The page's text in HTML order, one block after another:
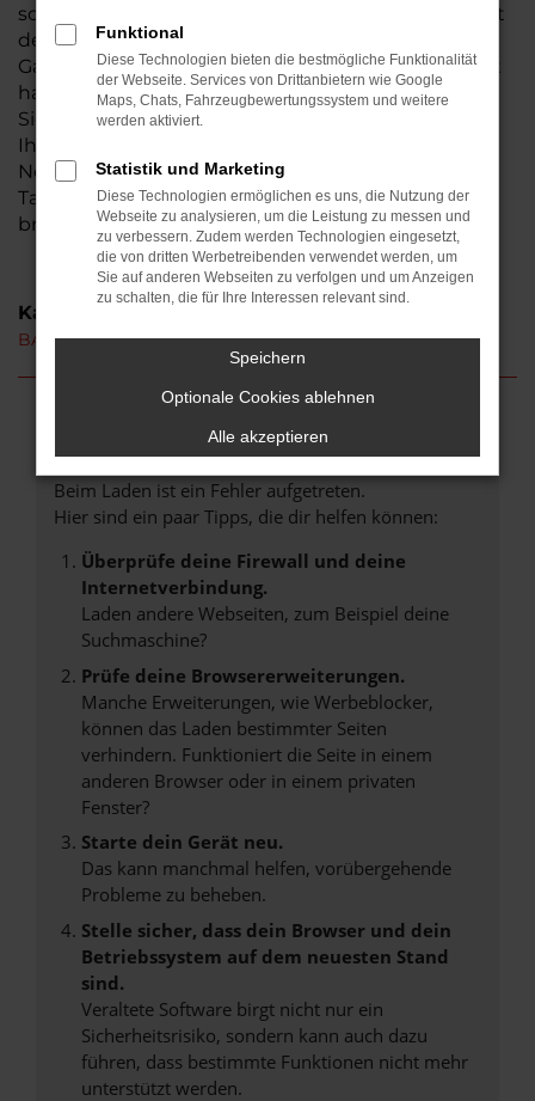
somit sind wir ein Traditionsunternehmen und seit
der Gründung in der Wetterau beheimatet. Aus
Gambach ist der Weg zu uns nicht weit. Bestimmt
haben auch Sie schon von uns gehört – wir laden
Sie herzlich ein, uns persönlich kennen zu lernen.
Ihren BAW 212 erhalten Sie auf Wunsch als
Neuwagen oder auch gebraucht. Hinzu kommen
Tageszulassungen und Jahreswagen, die unser
breites Sortiment abrunden.
Kategorie
BAW 212 Neuwagen Gambach
Fehler: Network Error
Beim Laden ist ein Fehler aufgetreten.
Hier sind ein paar Tipps, die dir helfen können:
Überprüfe deine Firewall und deine
Internetverbindung.
Laden andere Webseiten, zum Beispiel deine
Suchmaschine?
Prüfe deine Browsererweiterungen.
Manche Erweiterungen, wie Werbeblocker,
können das Laden bestimmter Seiten
verhindern. Funktioniert die Seite in einem
anderen Browser oder in einem privaten
Fenster?
Starte dein Gerät neu.
Das kann manchmal helfen, vorübergehende
Probleme zu beheben.
Stelle sicher, dass dein Browser und dein
Betriebssystem auf dem neuesten Stand
sind.
Veraltete Software birgt nicht nur ein
Sicherheitsrisiko, sondern kann auch dazu
führen, dass bestimmte Funktionen nicht mehr
unterstützt werden.
Funktional
Diese Technologien bieten die bestmögliche Funktionalität
der Webseite. Services von Drittanbietern wie Google
Maps, Chats, Fahrzeugbewertungssystem und weitere
werden aktiviert.
Statistik und Marketing
Diese Technologien ermöglichen es uns, die Nutzung der
Webseite zu analysieren, um die Leistung zu messen und
zu verbessern. Zudem werden Technologien eingesetzt,
die von dritten Werbetreibenden verwendet werden, um
Sie auf anderen Webseiten zu verfolgen und um Anzeigen
zu schalten, die für Ihre Interessen relevant sind.
Speichern
Optionale Cookies ablehnen
Alle akzeptieren